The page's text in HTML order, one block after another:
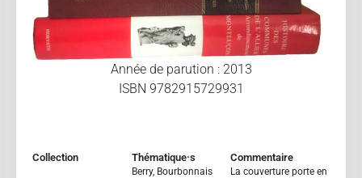
Année de parution : 2013
ISBN 9782915729931
Collection Thématique·s
Berry, Bourbonnais
Commentaire
La couverture porte en